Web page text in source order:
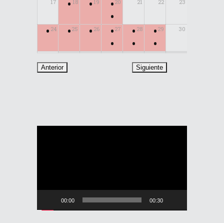
17 18
• 19
• 20
•
•
21 22 23
24
• 25
• 26
• 27
•
•
28
•
•
29
•
•
30
00:00 00:30